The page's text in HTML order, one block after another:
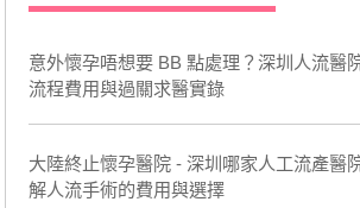
意外懷孕唔想要 BB 點處理？深圳人流醫
流程費用與過關求醫實錄
大陸終止懷孕醫院 - 深圳哪家人工流產醫
解人流手術的費用與選擇